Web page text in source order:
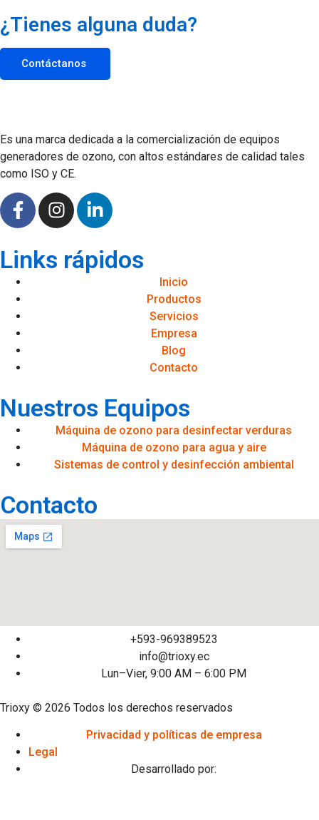
¿Tienes alguna duda?
Contáctanos
Es una marca dedicada a la comercialización de equipos
generadores de ozono, con altos estándares de calidad tales
como ISO y CE.
Links rápidos
Inicio
Productos
Servicios
Empresa
Blog
Contacto
Nuestros Equipos
Máquina de ozono para desinfectar verduras
Máquina de ozono para agua y aire
Sistemas de control y desinfección ambiental
Contacto
+593-969389523
info@trioxy.ec
Lun–Vier, 9:00 AM – 6:00 PM
Trioxy © 2026 Todos los derechos reservados
Privacidad y políticas de empresa
Legal
Desarrollado por: